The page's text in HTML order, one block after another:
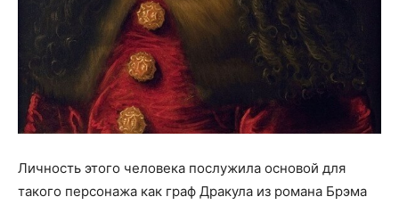
Личность этого человека послужила основой для
такого персонажа как граф Дракула из романа Брэма